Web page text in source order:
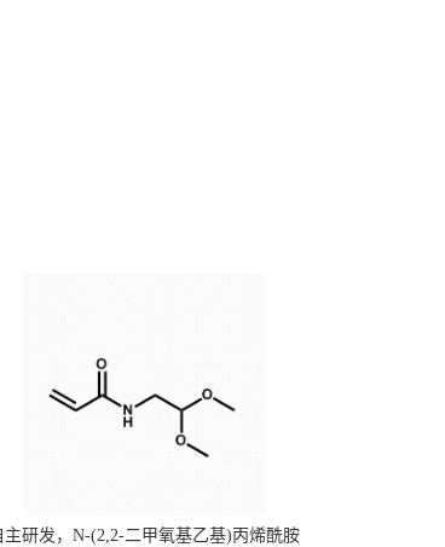
主研发，N-(2,2-二甲氧基乙基)丙烯酰胺